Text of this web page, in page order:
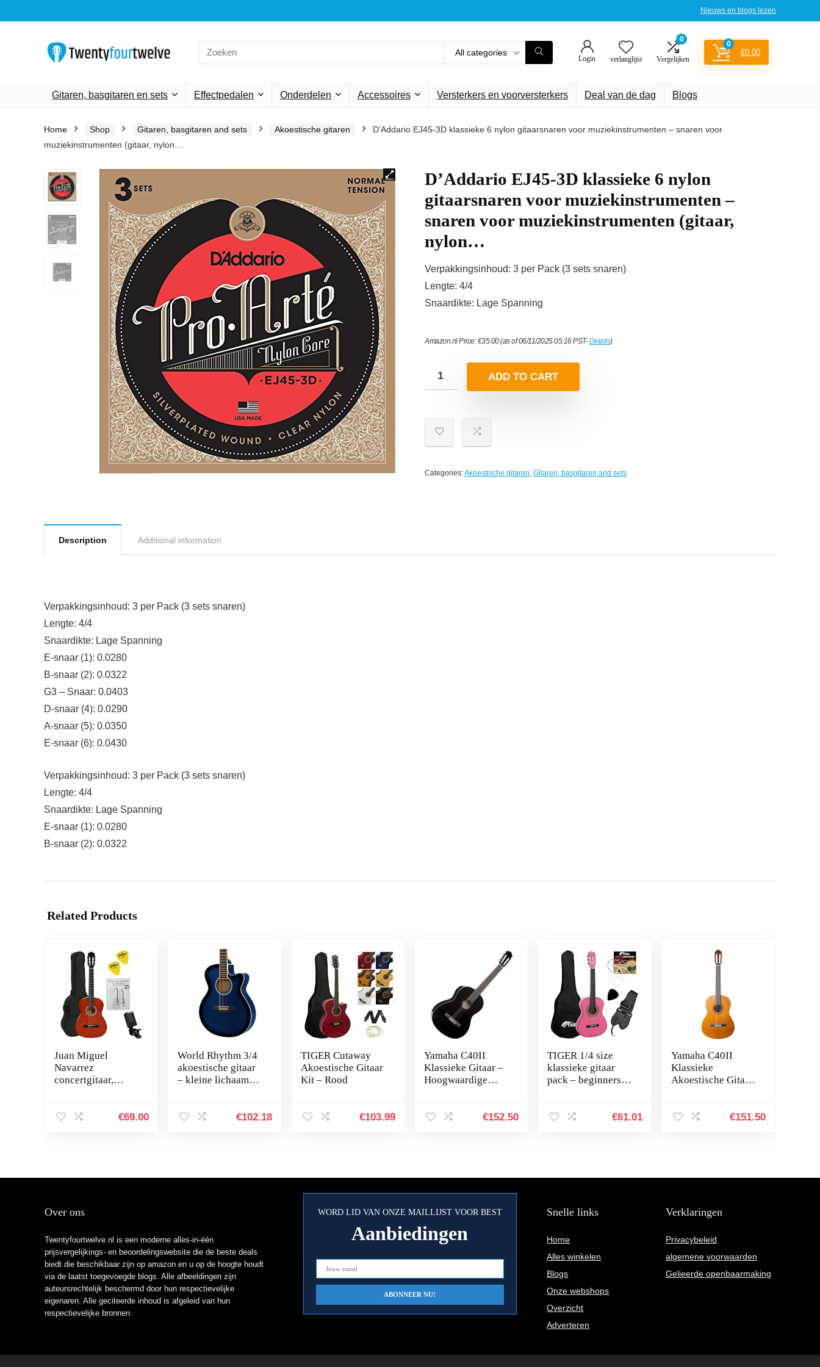
Nieuws en blogs lezen
Search
for:
All categories
Login verlanglijst
0
Vergelijken
0
€0.00
Gitaren, basgitaren en sets Effectpedalen Onderdelen Accessoires Versterkers en voorversterkers Deal van de dag Blogs
Home Shop Gitaren, basgitaren and sets Akoestische gitaren
D’Addario EJ45-3D klassieke 6 nylon gitaarsnaren voor muziekinstrumenten – snaren voor
muziekinstrumenten (gitaar, nylon…
D’Addario EJ45-3D klassieke 6 nylon
gitaarsnaren voor muziekinstrumenten –
snaren voor muziekinstrumenten (gitaar,
nylon…
Verpakkingsinhoud: 3 per Pack (3 sets snaren)
Lengte: 4/4
Snaardikte: Lage Spanning
Amazon.nl Price:€35.00(as of 06/11/2025 05:16 PST-Details)
ADD TO CART
Categories:Akoestische gitaren Gitaren, basgitaren and sets
Description Additional information
Verpakkingsinhoud: 3 per Pack (3 sets snaren)
Lengte: 4/4
Snaardikte: Lage Spanning
E-snaar (1): 0.0280
B-snaar (2): 0.0322
G3 – Snaar: 0.0403
D-snaar (4): 0.0290
A-snaar (5): 0.0350
E-snaar (6): 0.0430
Verpakkingsinhoud: 3 per Pack (3 sets snaren)
Lengte: 4/4
Snaardikte: Lage Spanning
E-snaar (1): 0.0280
B-snaar (2): 0.0322
Related Products
Juan Miguel
Navarrez
concertgitaar,
startersset (incl.
€69.00
World Rhythm 3/4
akoestische gitaar
– kleine lichaam
blauw
€102.18
TIGER Cutaway
Akoestische Gitaar
Kit – Rood
€103.99
Yamaha C40II
Klassieke Gitaar –
Hoogwaardige
Hout, 3 Jaar
€152.50
TIGER 1/4 size
klassieke gitaar
pack – beginners
accessoires in roze
€61.01
Yamaha C40II
Klassieke
Akoestische Gitaar,
Natuurlijk
€151.50
Over ons
Twentyfourtwelve.nl is een moderne alles-in-één
prijsvergelijkings- en beoordelingswebsite die de beste deals
biedt die beschikbaar zijn op amazon en u op de hoogte houdt
via de laatst toegevoegde blogs. Alle afbeeldingen zijn
auteursrechtelijk beschermd door hun respectievelijke
eigenaren. Alle geciteerde inhoud is afgeleid van hun
respectievelijke bronnen.
WORD LID VAN ONZE MAILLIJST VOOR BEST
Aanbiedingen
Snelle links
Home
Alles winkelen
Blogs
Onze webshops
Overzicht
Adverteren
Verklaringen
Privacybeleid
algemene voorwaarden
Gelieerde openbaarmaking